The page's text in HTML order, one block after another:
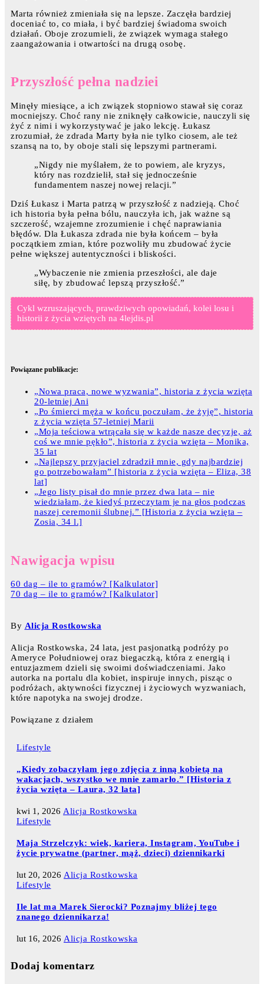
Marta również zmieniała się na lepsze. Zaczęła bardziej
doceniać to, co miała, i być bardziej świadoma swoich
działań. Oboje zrozumieli, że związek wymaga stałego
zaangażowania i otwartości na drugą osobę.
Przyszłość pełna nadziei
Minęły miesiące, a ich związek stopniowo stawał się coraz
mocniejszy. Choć rany nie zniknęły całkowicie, nauczyli się
żyć z nimi i wykorzystywać je jako lekcję. Łukasz
zrozumiał, że zdrada Marty była nie tylko ciosem, ale też
szansą na to, by oboje stali się lepszymi partnerami.
„Nigdy nie myślałem, że to powiem, ale kryzys,
który nas rozdzielił, stał się jednocześnie
fundamentem naszej nowej relacji.”
Dziś Łukasz i Marta patrzą w przyszłość z nadzieją. Choć
ich historia była pełna bólu, nauczyła ich, jak ważne są
szczerość, wzajemne zrozumienie i chęć naprawiania
błędów. Dla Łukasza zdrada nie była końcem – była
początkiem zmian, które pozwoliły mu zbudować życie
pełne większej autentyczności i bliskości.
„Wybaczenie nie zmienia przeszłości, ale daje
siłę, by zbudować lepszą przyszłość.”
Cykl wzruszających, prawdziwych opowiadań, kolei losu i
historii z życia wziętych na 4lejdis.pl
Powiązane publikacje:
„Nowa praca, nowe wyzwania”, historia z życia wzięta
20-letniej Ani
„Po śmierci męża w końcu poczułam, że żyję”, historia
z życia wzięta 57-letniej Marii
„Moja teściowa wtrącała się w każde nasze decyzje, aż
coś we mnie pękło”, historia z życia wzięta – Monika,
35 lat
„Najlepszy przyjaciel zdradził mnie, gdy najbardziej
go potrzebowałam” [historia z życia wzięta – Eliza, 38
lat]
„Jego listy pisał do mnie przez dwa lata – nie
wiedziałam, że kiedyś przeczytam je na głos podczas
naszej ceremonii ślubnej.” [Historia z życia wzięta –
Zosia, 34 l.]
Nawigacja wpisu
60 dag – ile to gramów? [Kalkulator]
70 dag – ile to gramów? [Kalkulator]
By Alicja Rostkowska
Alicja Rostkowska, 24 lata, jest pasjonatką podróży po
Ameryce Południowej oraz biegaczką, która z energią i
entuzjazmem dzieli się swoimi doświadczeniami. Jako
autorka na portalu dla kobiet, inspiruje innych, pisząc o
podróżach, aktywności fizycznej i życiowych wyzwaniach,
które napotyka na swojej drodze.
Powiązane z działem
Lifestyle
„Kiedy zobaczyłam jego zdjęcia z inną kobietą na
wakacjach, wszystko we mnie zamarło.” [Historia z
życia wzięta – Laura, 32 lata]
kwi 1, 2026 Alicja Rostkowska
Lifestyle
Maja Strzelczyk: wiek, kariera, Instagram, YouTube i
życie prywatne (partner, mąż, dzieci) dziennikarki
lut 20, 2026 Alicja Rostkowska
Lifestyle
Ile lat ma Marek Sierocki? Poznajmy bliżej tego
znanego dziennikarza!
lut 16, 2026 Alicja Rostkowska
Dodaj komentarz